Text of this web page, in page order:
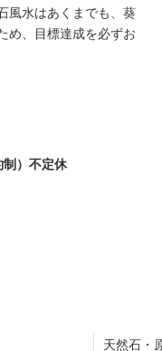
風水はあくまでも、葵
め、目標達成を必ずお
）不定休
天然石・